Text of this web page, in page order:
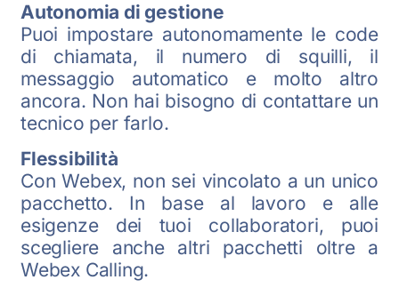
Autonomia di gestione
Puoi impostare autonomamente le code
di chiamata, il numero di squilli, il
messaggio automatico e molto altro
ancora. Non hai bisogno di contattare un
tecnico per farlo.
Flessibilità
Con Webex, non sei vincolato a un unico
pacchetto. In base al lavoro e alle
esigenze dei tuoi collaboratori, puoi
scegliere anche altri pacchetti oltre a
Webex Calling.